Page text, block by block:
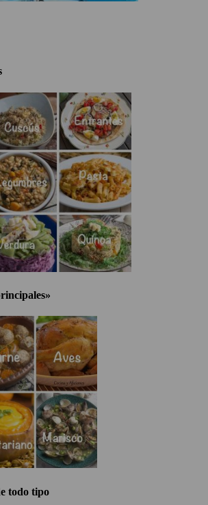
todo tipo